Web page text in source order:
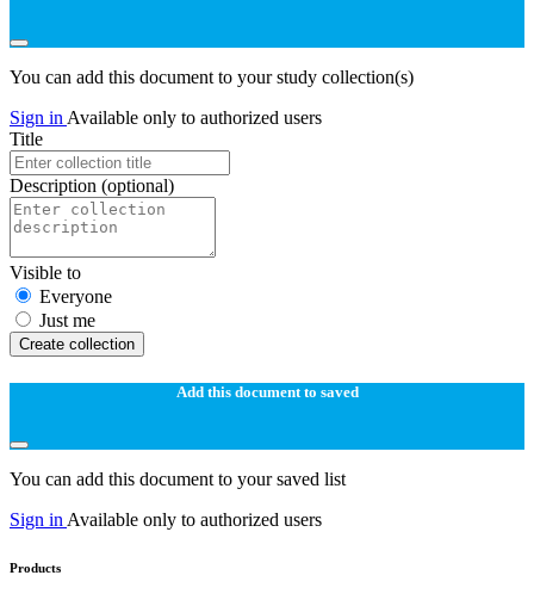
You can add this document to your study collection(s)
Sign in Available only to authorized users
Title
Description (optional)
Visible to
Everyone
Just me
Create collection
Add this document to saved
You can add this document to your saved list
Sign in Available only to authorized users
Products